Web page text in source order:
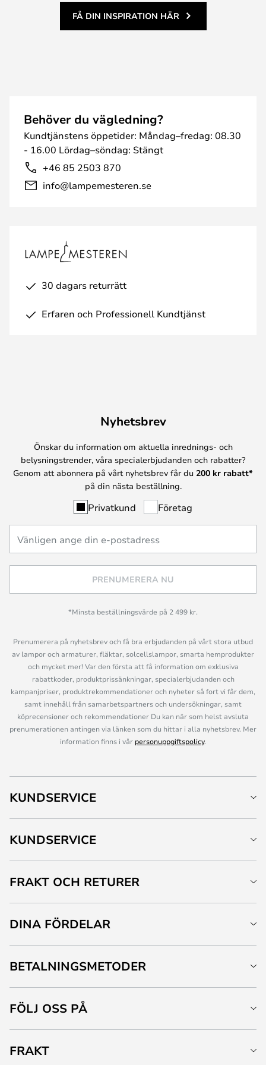
FÅ DIN INSPIRATION HÄR
Behöver du vägledning?
Kundtjänstens öppetider: Måndag–fredag: 08.30
- 16.00 Lördag–söndag: Stängt
+46 85 2503 870
info@lampemesteren.se
30 dagars returrätt
Erfaren och Professionell Kundtjänst
Nyhetsbrev
Önskar du information om aktuella inrednings- och
belysningstrender, våra specialerbjudanden och rabatter?
Genom att abonnera på vårt nyhetsbrev får du 200 kr rabatt*
på din nästa beställning.
Privatkund Företag
PRENUMERERA NU
*Minsta beställningsvärde på 2 499 kr.
Prenumerera på nyhetsbrev och få bra erbjudanden på vårt stora utbud
av lampor och armaturer, fläktar, solcellslampor, smarta hemprodukter
och mycket mer! Var den första att få information om exklusiva
rabattkoder, produktprissänkningar, specialerbjudanden och
kampanjpriser, produktrekommendationer och nyheter så fort vi får dem,
samt innehåll från samarbetspartners och undersökningar, samt
köprecensioner och rekommendationer Du kan när som helst avsluta
prenumerationen antingen via länken som du hittar i alla nyhetsbrev. Mer
information finns i vår personuppgiftspolicy.
KUNDSERVICE
KUNDSERVICE
FRAKT OCH RETURER
DINA FÖRDELAR
BETALNINGSMETODER
FÖLJ OSS PÅ
FRAKT